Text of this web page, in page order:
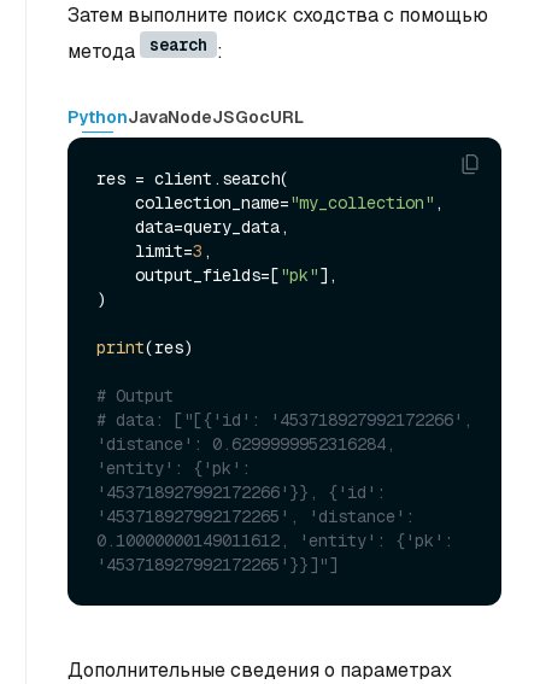
Затем выполните поиск сходства с помощью
метода
search :
PythonJavaNodeJSGocURL
res = client.search(
    collection_name=
"my_collection" ,
    limit=
3 ,
    output_fields=[
"pk"],
)
print(res)
# Output
# data: ["[{'id': '453718927992172266',
'distance': 0.6299999952316284,
'entity': {'pk':
'453718927992172266'}}, {'id':
'453718927992172265', 'distance':
0.10000000149011612, 'entity': {'pk':
'453718927992172265'}}]"]
Дополнительные сведения о параметрах